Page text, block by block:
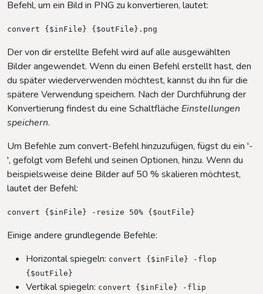
Befehl, um ein Bild in PNG zu konvertieren, lautet:
convert {$inFile} {$outFile}.png
Der von dir erstellte Befehl wird auf alle ausgewählten
Bilder angewendet. Wenn du einen Befehl erstellt hast, den
du später wiederverwenden möchtest, kannst du ihn für die
spätere Verwendung speichern. Nach der Durchführung der
Konvertierung findest du eine Schaltfläche Einstellungen
speichern.
Um Befehle zum convert-Befehl hinzuzufügen, fügst du ein '-
', gefolgt vom Befehl und seinen Optionen, hinzu. Wenn du
beispielsweise deine Bilder auf 50 % skalieren möchtest,
lautet der Befehl:
convert {$inFile} -resize 50% {$outFile}
Einige andere grundlegende Befehle:
Horizontal spiegeln: convert {$inFile} -flop
{$outFile}
Vertikal spiegeln: convert {$inFile} -flip